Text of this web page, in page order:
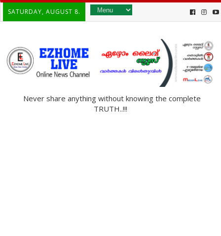
SATURDAY, AUGUST 8.
Never share anything without knowing the complete
TRUTH..!!!